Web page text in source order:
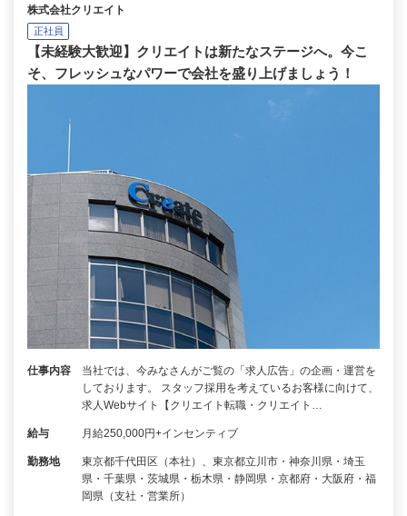
株式会社クリエイト
正社員
【未経験大歓迎】クリエイトは新たなステージへ。今こ
そ、フレッシュなパワーで会社を盛り上げましょう！
仕事内容
当社では、今みなさんがご覧の「求人広告」の企画・運営を
しております。 スタッフ採用を考えているお客様に向けて、
求人Webサイト【クリエイト転職・クリエイト…
給与 月給250,000円+インセンティブ
勤務地
東京都千代田区（本社）、東京都立川市・神奈川県・埼玉
県・千葉県・茨城県・栃木県・静岡県・京都府・大阪府・福
岡県（支社・営業所）